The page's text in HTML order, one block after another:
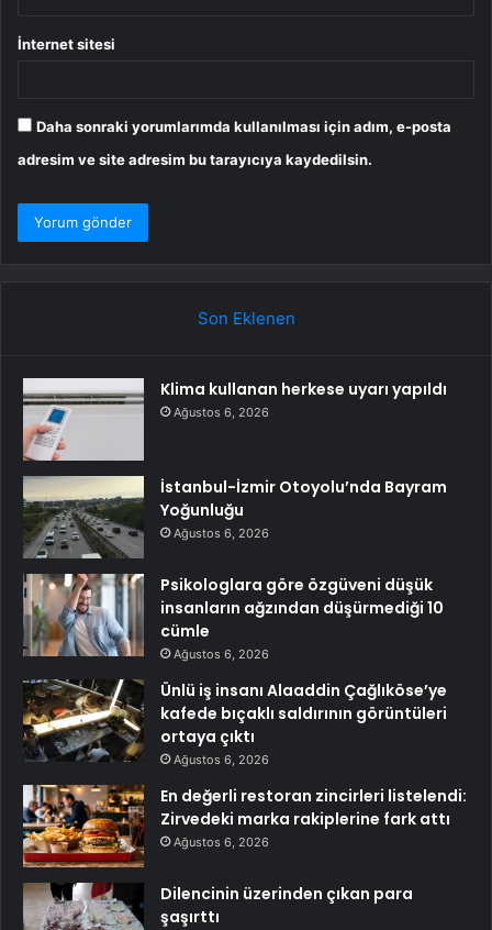
İnternet sitesi
Daha sonraki yorumlarımda kullanılması için adım, e-posta
adresim ve site adresim bu tarayıcıya kaydedilsin.
Son Eklenen
Klima kullanan herkese uyarı yapıldı
Ağustos 6, 2026
İstanbul-İzmir Otoyolu’nda Bayram
Yoğunluğu
Ağustos 6, 2026
Psikologlara göre özgüveni düşük
insanların ağzından düşürmediği 10
cümle
Ağustos 6, 2026
Ünlü iş insanı Alaaddin Çağlıköse’ye
kafede bıçaklı saldırının görüntüleri
ortaya çıktı
Ağustos 6, 2026
En değerli restoran zincirleri listelendi:
Zirvedeki marka rakiplerine fark attı
Ağustos 6, 2026
Dilencinin üzerinden çıkan para
şaşırttı